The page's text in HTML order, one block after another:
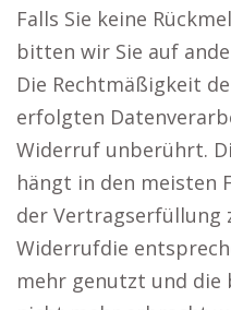
Falls Sie keine
bitten wir Sie auf
Die Rechtmäßigkeit
erfolgten
Widerruf unberührt.
hängt in den meisten
der Vertragserfüllung
Widerrufdie
mehr genutzt und die